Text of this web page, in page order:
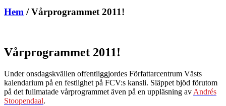
Hem /Vårprogrammet 2011!
Vårprogrammet 2011!
Under onsdagskvällen offentliggjordes Författarcentrum Västs
kalendarium på en festlighet på FCV:s kansli. Släppet bjöd förutom
på det fullmatade vårprogrammet även på en uppläsning av Andrés
Stoopendaal.